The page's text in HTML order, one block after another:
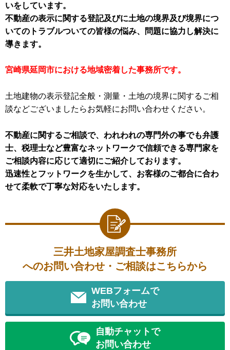
いをしています。
不動産の表示に関する登記及びに土地の境界及び境界につ
いてのトラブルついての皆様の悩み、問題に協力し解決に
導きます。
宮崎県延岡市における地域密着した事務所です。
土地建物の表示登記全般・測量・土地の境界に関するご相
談などございましたらお気軽にお問い合わせください。
不動産に関するご相談で、われわれの専門外の事でも弁護
士、税理士など豊富なネットワークで信頼できる専門家を
ご相談内容に応じて適切にご紹介しております。
迅速性とフットワークを生かして、お客様のご都合に合わ
せて柔軟で丁寧な対応をいたします。
三井土地家屋調査士事務所
へのお問い合わせ・ご相談はこちらから
WEBフォームで
お問い合わせ
自動チャットで
お問い合わせ